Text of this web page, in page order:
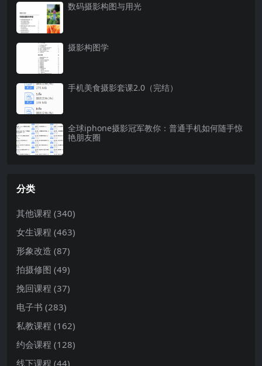
数码摄影构图与用光
摄影构图学
手机美食摄影套课2.0（完结）
全球iphone摄影冠军教你：普通手机如何随手惊
艳朋友圈
分类
其他课程 (340)
女生课程 (463)
形象改造 (87)
拍摄修图 (49)
挽回课程 (37)
电子书 (283)
私教课程 (162)
约会课程 (128)
线下课程 (44)